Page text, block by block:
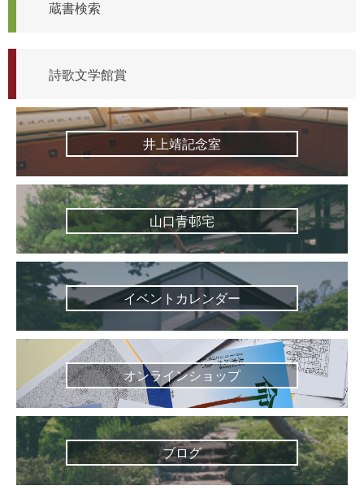
蔵書検索
詩歌文学館賞
井上靖記念室
山口青邨宅
イベントカレンダー
オンラインショップ
ブログ